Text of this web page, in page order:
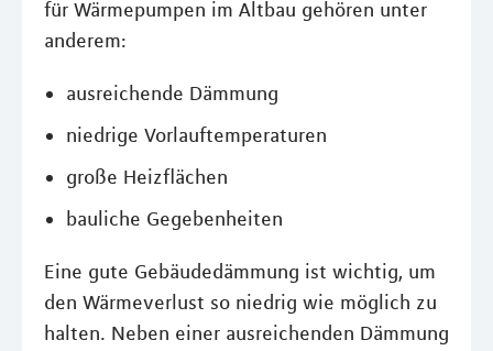
für Wärmepumpen im Altbau gehören unter
anderem:
ausreichende Dämmung
niedrige Vorlauftemperaturen
große Heizflächen
bauliche Gegebenheiten
Eine gute Gebäudedämmung ist wichtig, um
den Wärmeverlust so niedrig wie möglich zu
halten. Neben einer ausreichenden Dämmung